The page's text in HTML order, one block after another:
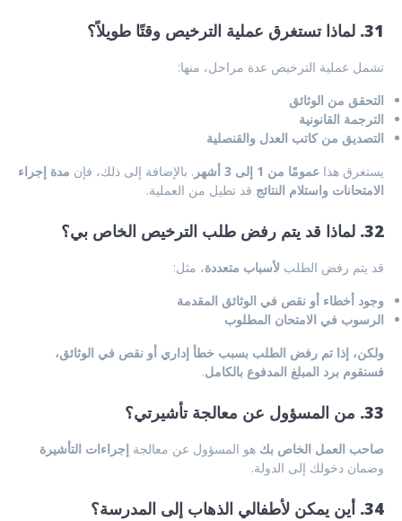
31. لماذا تستغرق عملية الترخيص وقتًا طويلاً؟
تشمل عملية الترخيص عدة مراحل، منها:
التحقق من الوثائق
الترجمة القانونية
التصديق من كاتب العدل والقنصلية
يستغرق هذا عمومًا من 1 إلى 3 أشهر . بالإضافة إلى ذلك، فإن مدة إجراء
الامتحانات واستلام النتائج قد تطيل من العملية.
32. لماذا قد يتم رفض طلب الترخيص الخاص بي؟
قد يتم رفض الطلب لأسباب متعددة، مثل:
وجود أخطاء أو نقص في الوثائق المقدمة
الرسوب في الامتحان المطلوب
ولكن، إذا تم رفض الطلب بسبب خطأ إداري أو نقص في الوثائق،
فسنقوم برد المبلغ المدفوع بالكامل.
33. من المسؤول عن معالجة تأشيرتي؟
صاحب العمل الخاص بك هو المسؤول عن معالجة إجراءات التأشيرة
وضمان دخولك إلى الدولة.
34. أين يمكن لأطفالي الذهاب إلى المدرسة؟